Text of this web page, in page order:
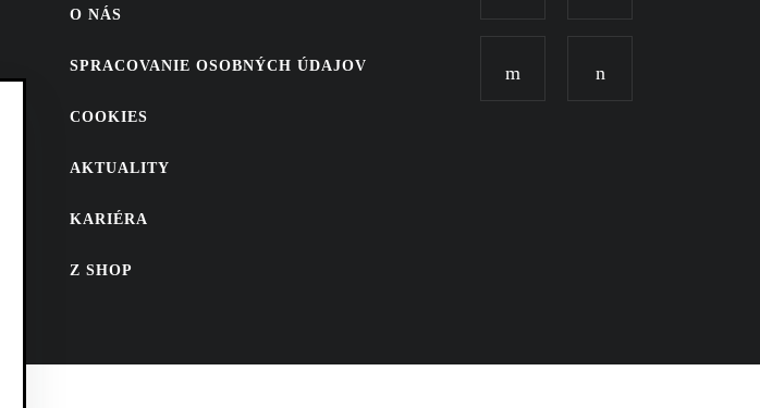
O NÁS
SPRACOVANIE OSOBNÝCH ÚDAJOV
COOKIES
AKTUALITY
KARIÉRA
Z SHOP